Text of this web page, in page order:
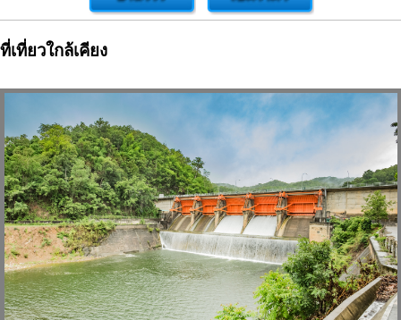
ที่เที่ยวใกล้เคียง